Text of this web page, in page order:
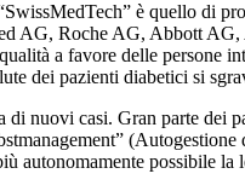
è quello di
AG, Roche AG, Abbott
a favore delle persone
dei pazienti diabetici si
nuovi casi. Gran parte dei
autonomamente possibile la